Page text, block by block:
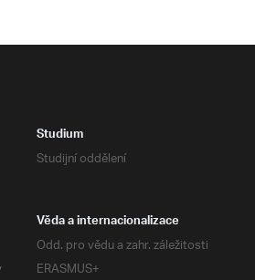
Studium
Studijní oddělení
Věda a internacionalizace
Odd. pro vědu a zahr. záležitosti
ERASMUS+